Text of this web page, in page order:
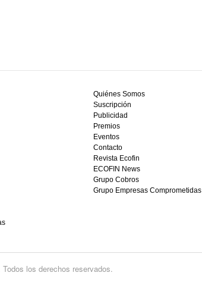
Quiénes Somos
Suscripción
Publicidad
Premios
Eventos
Contacto
Revista Ecofin
ECOFIN News
Grupo Cobros
Grupo Empresas Comprometidas
los derechos reservados.